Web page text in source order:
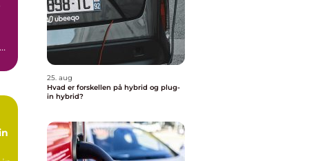
25. aug
Hvad er forskellen på hybrid og plug-
in hybrid?